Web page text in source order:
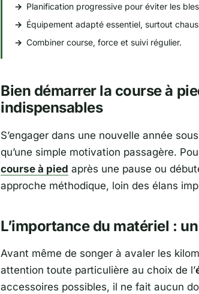
Planification progressive pour éviter les
Équipement adapté essentiel, surtout
Combiner course, force et suivi régulier.
Bien démarrer la course à
indispensables
S’engager dans une nouvelle année
qu’une simple motivation passagère.
course à pied après une pause ou
approche méthodique, loin des élans
L’importance du matériel :
Avant même de songer à avaler les
attention toute particulière au choix de l’
accessoires possibles, il ne fait aucun